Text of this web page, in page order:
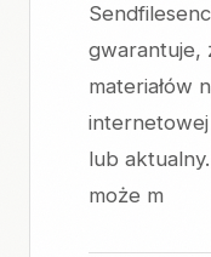
gwarantuje,
materiałów
lub
może m